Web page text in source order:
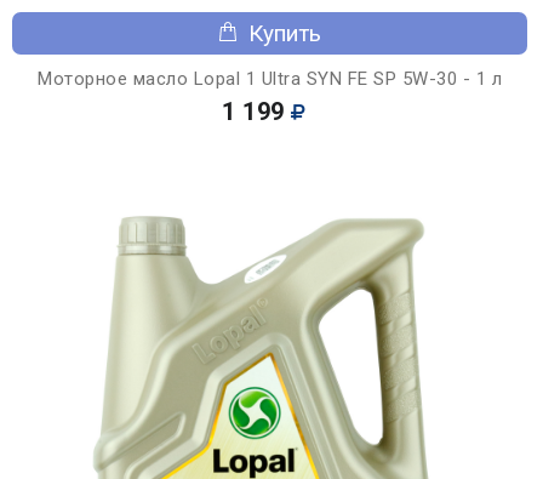
Купить
Моторное масло Lopal 1 Ultra SYN FE SP 5W-30 - 1 л
1 199